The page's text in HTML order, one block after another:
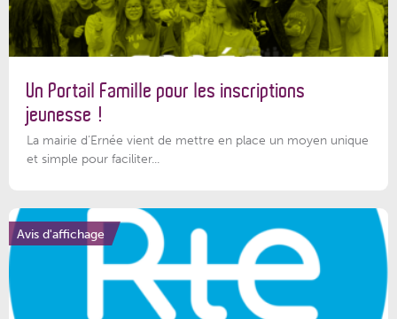
Un Portail Famille pour les inscriptions
jeunesse !
La mairie d’Ernée vient de mettre en place un moyen unique
et simple pour faciliter...
Avis d'affichage